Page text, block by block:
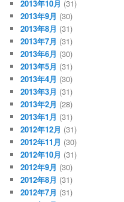
2013年10月 (31)
2013年9月 (30)
2013年8月 (31)
2013年7月 (31)
2013年6月 (30)
2013年5月 (31)
2013年4月 (30)
2013年3月 (31)
2013年2月 (28)
2013年1月 (31)
2012年12月 (31)
2012年11月 (30)
2012年10月 (31)
2012年9月 (30)
2012年8月 (31)
2012年7月 (31)